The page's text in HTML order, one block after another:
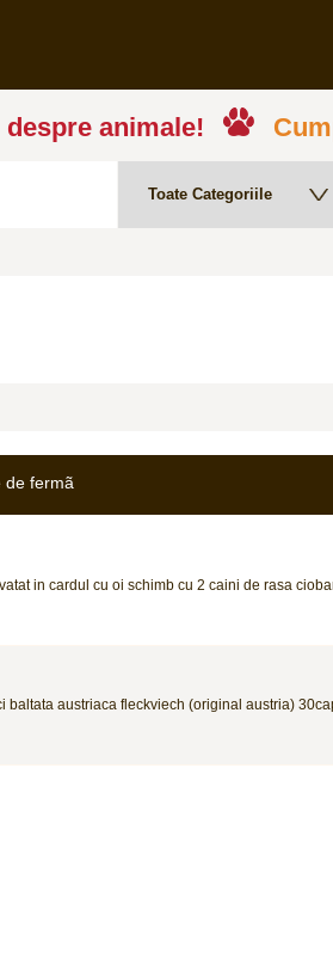
animale!
de fermã
in cardul cu oi schimb cu 2 caini de rasa
baltata austriaca fleckviech (original austria)